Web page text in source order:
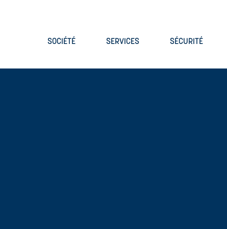
SOCIÉTÉ SERVICES SÉCURITÉ